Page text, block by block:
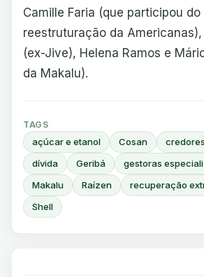
Camille Faria (que participou
reestruturação da
(ex-Jive), Helena Ramos e
da Makalu).
TAGS
açúcar e etanol Cosan credores
dívida
Geribá gestoras
Makalu
Raízen
recuperação
Shell